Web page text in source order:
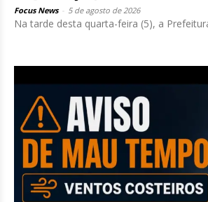
Focus News 5 de agosto de 2026
Na tarde desta quarta-feira (5), a